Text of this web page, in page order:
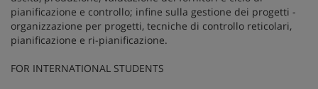
pianificazione e controllo; infine sulla gestione dei progetti -
organizzazione per progetti, tecniche di controllo reticolari,
pianificazione e ri-pianificazione.
FOR INTERNATIONAL STUDENTS